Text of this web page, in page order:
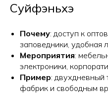
Суйфэньхэ
Почему: доступ к
заповедники, удобная
Мероприятия:
электроники,
Пример: двухдневный
фабрик и свободным